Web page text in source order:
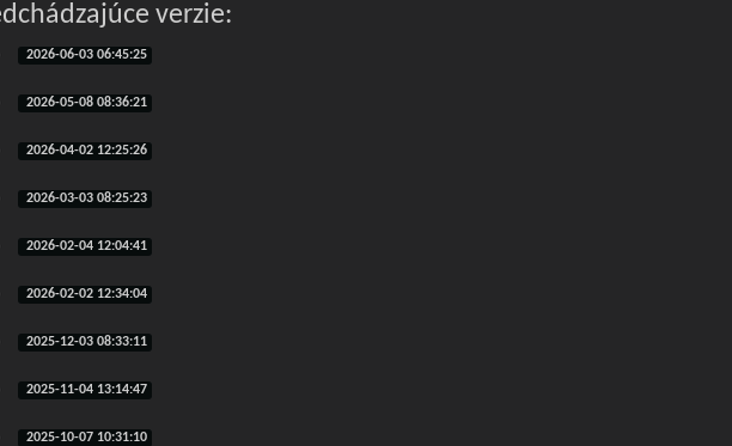
verzie:
2026-06-03 06:45:25
2026-05-08 08:36:21
2026-04-02 12:25:26
2026-03-03 08:25:23
2026-02-04 12:04:41
2026-02-02 12:34:04
2025-12-03 08:33:11
2025-11-04 13:14:47
2025-10-07 10:31:10